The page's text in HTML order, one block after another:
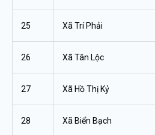
25 Xã Trí Phải
26 Xã Tân Lộc
27 Xã Hồ Thị Kỷ
28 Xã Biển Bạch